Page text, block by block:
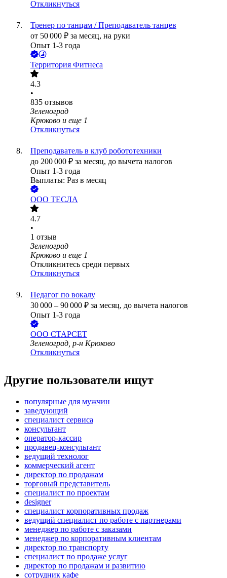
Откликнуться
Тренер по танцам / Преподаватель танцев
от 50 000 ₽ за месяц, на руки
Опыт 1-3 года
Территория Фитнеса
4.3
•
835 отзывов
Зеленоград
Крюково и еще 1
Откликнуться
Преподаватель в клуб робототехники
до 200 000 ₽ за месяц, до вычета налогов
Опыт 1-3 года
Выплаты: Раз в месяц
ООО ТЕСЛА
4.7
•
1 отзыв
Зеленоград
Крюково и еще 1
Откликнитесь среди первых
Откликнуться
Педагог по вокалу
30 000 – 90 000 ₽ за месяц, до вычета налогов
Опыт 1-3 года
ООО СТАРСЕТ
Зеленоград, р-н Крюково
Откликнуться
Другие пользователи ищут
популярные для мужчин
заведующий
специалист сервиса
консультант
оператор-кассир
продавец-консультант
ведущий технолог
коммерческий агент
директор по продажам
торговый представитель
специалист по проектам
designer
специалист корпоративных продаж
ведущий специалист по работе с партнерами
менеджер по работе с заказами
менеджер по корпоративным клиентам
директор по транспорту
специалист по продаже услуг
директор по продажам и развитию
сотрудник кафе